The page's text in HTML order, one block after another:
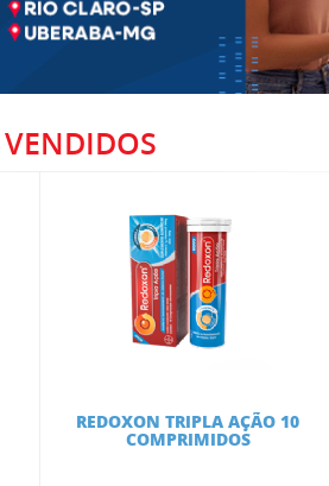
VENDIDOS
REDOXON TRIPLA AÇÃO 10
COMPRIMIDOS